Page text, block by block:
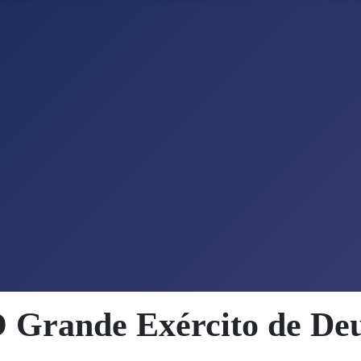
Grande Exército de